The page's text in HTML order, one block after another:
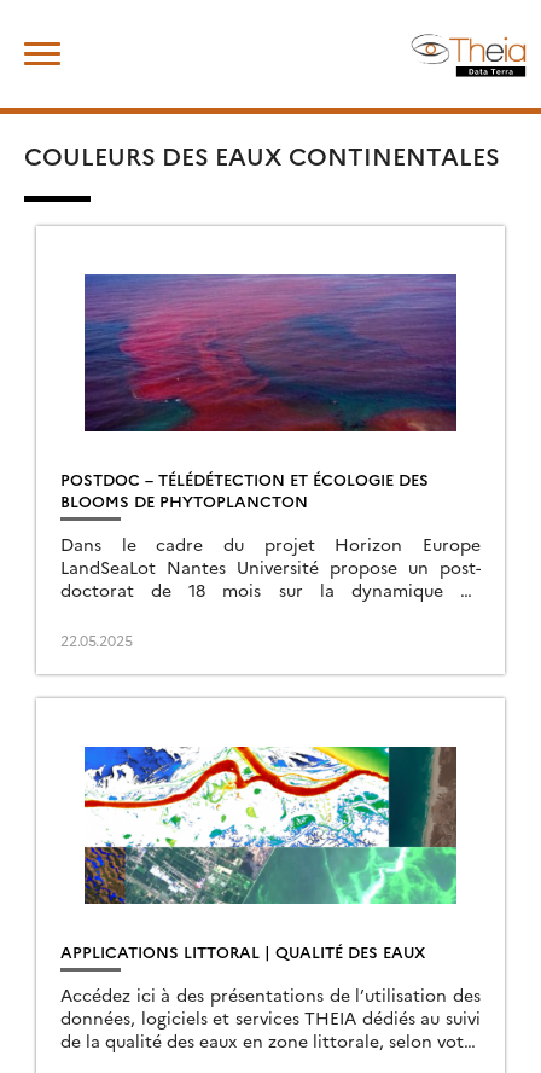
content
COULEURS DES EAUX CONTINENTALES
POSTDOC – TÉLÉDÉTECTION ET ÉCOLOGIE DES
BLOOMS DE PHYTOPLANCTON
Dans le cadre du projet Horizon Europe
LandSeaLot Nantes Université propose un post-
doctorat de 18 mois sur la dynamique du
Blooms » (HAB) et des […]
22.05.2025
APPLICATIONS LITTORAL | QUALITÉ DES EAUX
Accédez ici à des présentations de l’utilisation des
données, logiciels et services THEIA dédiés au suivi
de la qualité des eaux en zone littorale, selon votre